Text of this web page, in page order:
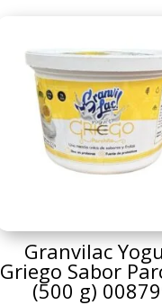
Granvilac
Griego Sabor
(500 g)